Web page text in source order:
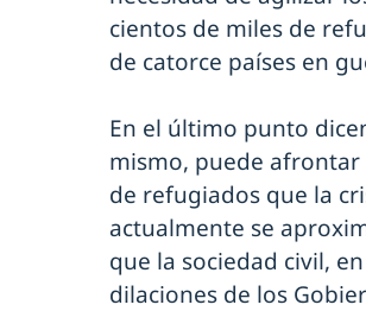
cientos de miles de
de catorce países en
En el último punto
mismo, puede
de refugiados que la
actualmente se
que la sociedad civil,
dilaciones de los